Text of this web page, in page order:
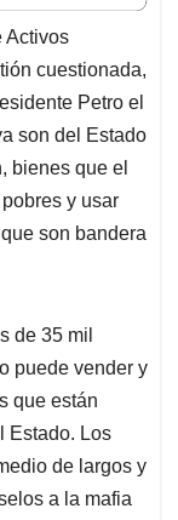
Activos
cuestionada,
Petro el
son del Estado
bienes que el
y usar
son bandera
de 35 mil
puede vender y
que están
Estado. Los
de largos y
a la mafia